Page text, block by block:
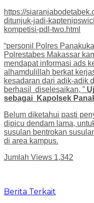
https://
ditunjuk-jadi-
kompetisi-pdl-two.html
“personil Polres
Polrestabes Makassar
mendapat informasi ads
alhamdulillah berkat
kesadaran dari adik-adik
berhasil diselesaikan, ”
sebagai Kapolsek
Belum diketahui pasti
dipicu dendam lama,
susulan bentrokan
di area kampus.
Jumlah Views 1,342
Berita Terkait